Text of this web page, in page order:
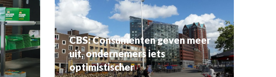
CBS: Consumenten geven meer
uit, ondernemers iets
optimistischer